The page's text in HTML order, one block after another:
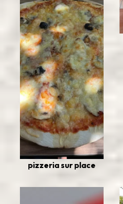
pizzeria sur place